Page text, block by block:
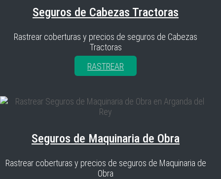
Seguros de Cabezas Tractoras
Rastrear coberturas y precios de seguros de Cabezas
Tractoras
RASTREAR
Seguros de Maquinaria de Obra
Rastrear coberturas y precios de seguros de Maquinaria de
Obra